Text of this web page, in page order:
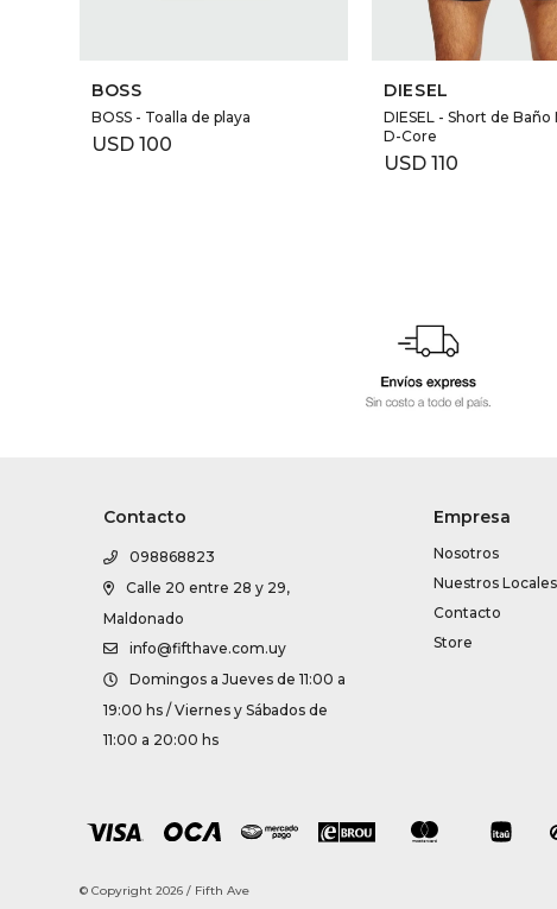
BOSS
BOSS - Toalla de playa
USD 100
DIESEL
DIESEL - Short de
D-Core
USD 110
Contacto
098868823
Calle 20 entre 28 y 29,
Maldonado
info@fifthave.com.uy
Domingos a Jueves de 11:00 a
19:00 hs / Viernes y Sábados de
11:00 a 20:00 hs
Empresa
Nosotros
Nuestros Locales
Contacto
Store
© Copyright 2026 / Fifth Ave